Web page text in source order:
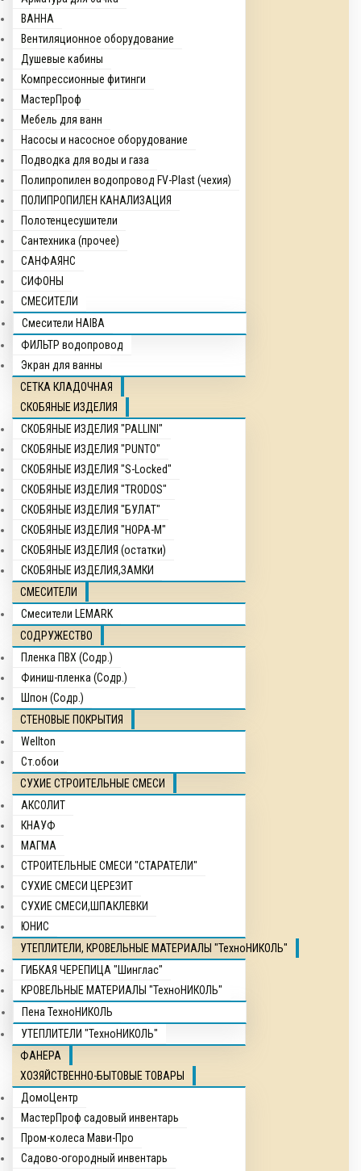
ВАННА
Вентиляционное оборудование
Душевые кабины
Компрессионные фитинги
МастерПроф
Мебель для ванн
Насосы и насосное оборудование
Подводка для воды и газа
Полипропилен водопровод FV-Plast (чехия)
ПОЛИПРОПИЛЕН КАНАЛИЗАЦИЯ
Полотенцесушители
Сантехника (прочее)
САНФАЯНС
СИФОНЫ
СМЕСИТЕЛИ
Смесители HAIBA
ФИЛЬТР водопровод
Экран для ванны
СЕТКА КЛАДОЧНАЯ
СКОБЯНЫЕ ИЗДЕЛИЯ
СКОБЯНЫЕ ИЗДЕЛИЯ "PALLINI"
СКОБЯНЫЕ ИЗДЕЛИЯ "PUNTO"
СКОБЯНЫЕ ИЗДЕЛИЯ "S-Locked"
СКОБЯНЫЕ ИЗДЕЛИЯ "TRODOS"
СКОБЯНЫЕ ИЗДЕЛИЯ "БУЛАТ"
СКОБЯНЫЕ ИЗДЕЛИЯ "НОРА-М"
СКОБЯНЫЕ ИЗДЕЛИЯ (остатки)
СКОБЯНЫЕ ИЗДЕЛИЯ,ЗАМКИ
СМЕСИТЕЛИ
Смесители LEMARK
СОДРУЖЕСТВО
Пленка ПВХ (Содр.)
Финиш-пленка (Содр.)
Шпон (Содр.)
СТЕНОВЫЕ ПОКРЫТИЯ
Wellton
Ст.обои
СУХИЕ СТРОИТЕЛЬНЫЕ СМЕСИ
АКСОЛИТ
КНАУФ
МАГМА
СТРОИТЕЛЬНЫЕ СМЕСИ "СТАРАТЕЛИ"
СУХИЕ СМЕСИ ЦЕРЕЗИТ
СУХИЕ СМЕСИ,ШПАКЛЕВКИ
ЮНИС
УТЕПЛИТЕЛИ, КРОВЕЛЬНЫЕ МАТЕРИАЛЫ "ТехноНИКОЛЬ"
ГИБКАЯ ЧЕРЕПИЦА "Шинглас"
КРОВЕЛЬНЫЕ МАТЕРИАЛЫ "ТехноНИКОЛЬ"
Пена ТехноНИКОЛЬ
УТЕПЛИТЕЛИ "ТехноНИКОЛЬ"
ФАНЕРА
ХОЗЯЙСТВЕННО-БЫТОВЫЕ ТОВАРЫ
ДомоЦентр
МастерПроф садовый инвентарь
Пром-колеса Мави-Про
Садово-огородный инвентарь